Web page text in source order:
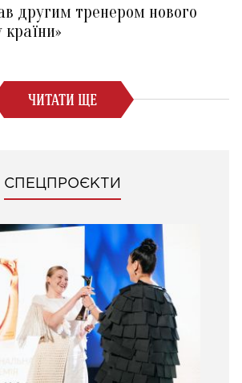
другим тренером нового
країни»
ЧИТАТИ ЩЕ
СПЕЦПРОЄКТИ